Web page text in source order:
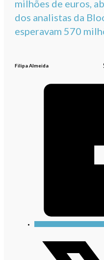
milhões de euros,
dos analistas da
esperavam 570
Filipa Almeida